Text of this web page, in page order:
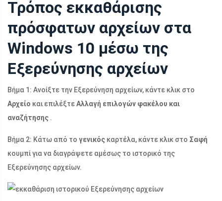
Τρόπος εκκαθάρισης
πρόσφατων αρχείων στα
Windows 10 μέσω της
Εξερεύνησης αρχείων
Βήμα 1: Ανοίξτε την Εξερεύνηση αρχείων, κάντε κλικ στο
Αρχείο και επιλέξτεΑλλαγή επιλογών φακέλου και
αναζήτησης .
Βήμα 2: Κάτω από το γενικός καρτέλα, κάντε κλικ στο Σαφή
κουμπί για να διαγράψετε αμέσως το ιστορικό της
Εξερεύνησης αρχείων.